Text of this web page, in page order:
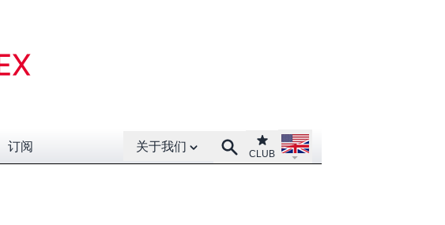
订阅
Open About menu
关于我们 SearchClub
CLUB
Open language menu